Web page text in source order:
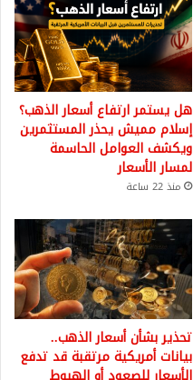
هل يستمر ارتفاع أسعار الذهب؟
إسلام مميش يحذر المستثمرين
ويكشف العوامل الحاسمة
لمسار الأسعار
منذ 22 ساعة
تحذير بشأن أسعار الذهب..
بيانات أمريكية مرتقبة قد تدفع